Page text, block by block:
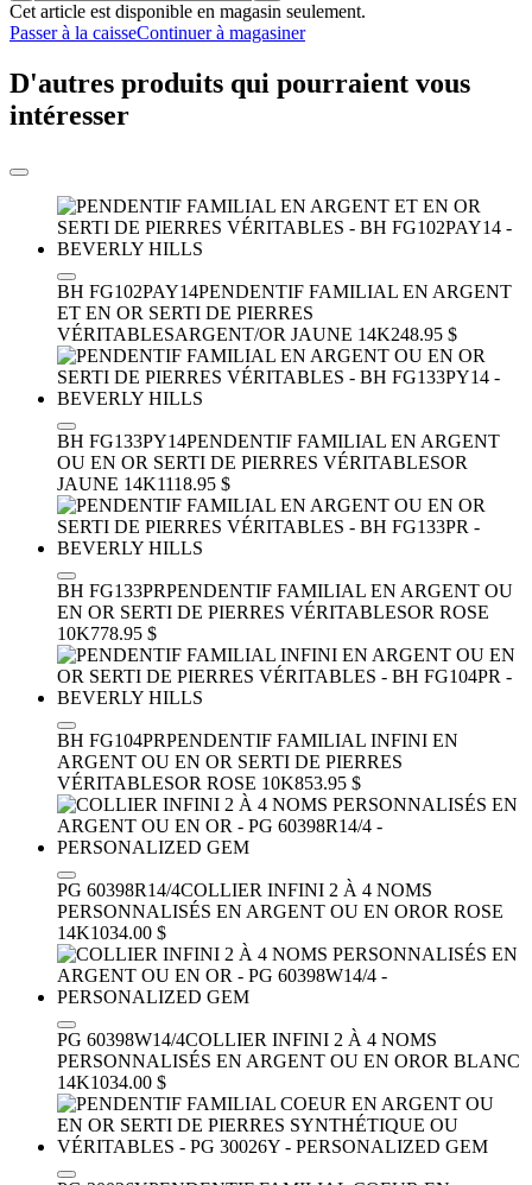
Cet article est disponible en magasin seulement.
Passer à la caisseContinuer à magasiner
D'autres produits qui pourraient vous
intéresser
BH FG102PAY14PENDENTIF FAMILIAL EN ARGENT
ET EN OR SERTI DE PIERRES
VÉRITABLESARGENT/OR JAUNE 14K248.95 $
BH FG133PY14PENDENTIF FAMILIAL EN ARGENT
OU EN OR SERTI DE PIERRES VÉRITABLESOR
JAUNE 14K1118.95 $
BH FG133PRPENDENTIF FAMILIAL EN ARGENT OU
EN OR SERTI DE PIERRES VÉRITABLESOR ROSE
10K778.95 $
BH FG104PRPENDENTIF FAMILIAL INFINI EN
ARGENT OU EN OR SERTI DE PIERRES
VÉRITABLESOR ROSE 10K853.95 $
PG 60398R14/4COLLIER INFINI 2 À 4 NOMS
PERSONNALISÉS EN ARGENT OU EN OROR ROSE
14K1034.00 $
PG 60398W14/4COLLIER INFINI 2 À 4 NOMS
PERSONNALISÉS EN ARGENT OU EN OROR BLANC
14K1034.00 $